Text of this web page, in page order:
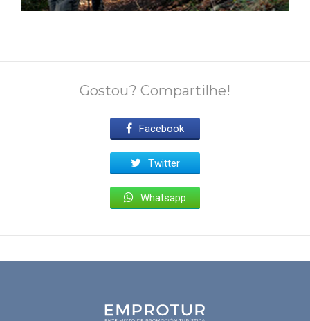
Gostou? Compartilhe!
Facebook
Twitter
Whatsapp